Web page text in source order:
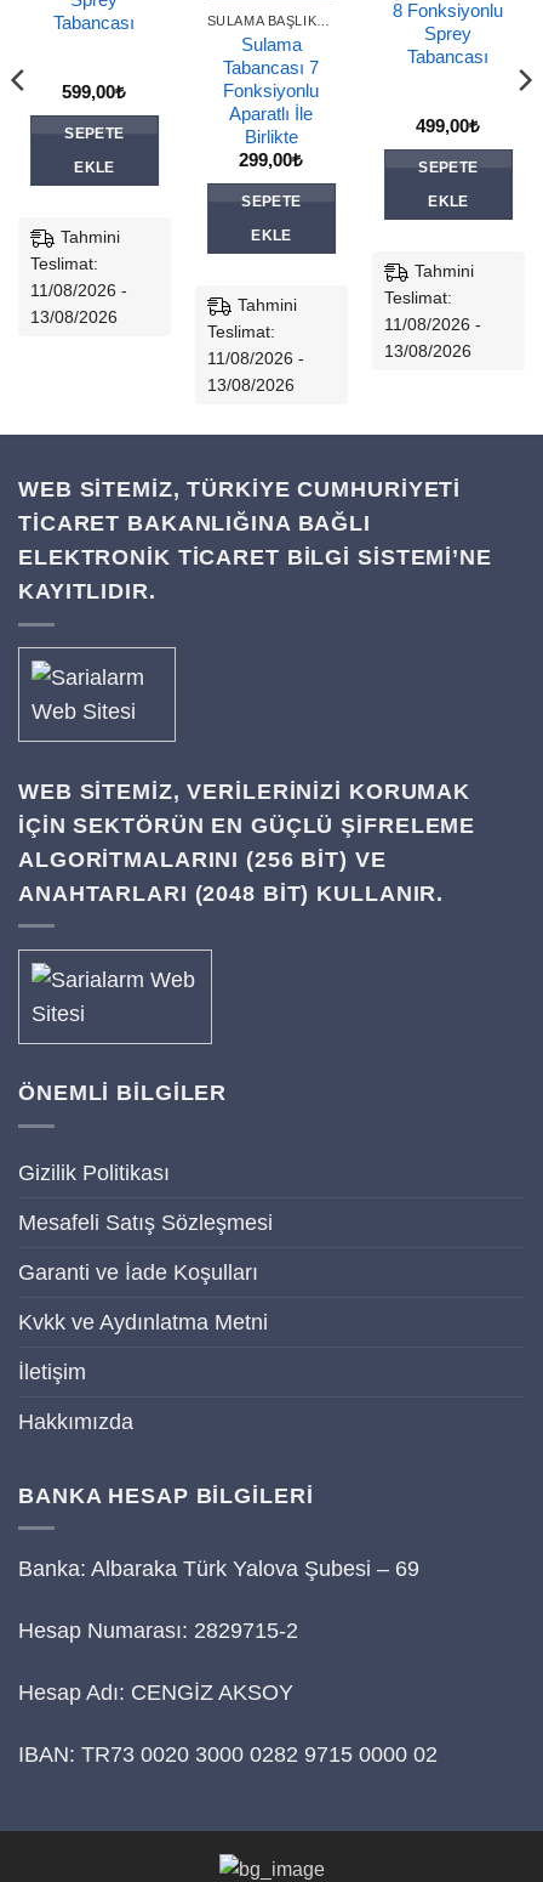
Tabancası
599,00₺
SEPETE
EKLE
Tahmini
Teslimat:
11/08/2026 -
13/08/2026
Sulama
Tabancası 7
Fonksiyonlu
Aparatlı İle
Birlikte
299,00₺
SEPETE
EKLE
Tahmini
Teslimat:
11/08/2026 -
13/08/2026
8 Fonksiyonlu
Sprey
Tabancası
499,00₺
SEPETE
EKLE
Tahmini
Teslimat:
11/08/2026 -
13/08/2026
WEB SİTEMİZ, TÜRKİYE CUMHURİYETİ
TİCARET BAKANLIĞINA BAĞLI
ELEKTRONİK TİCARET BİLGİ SİSTEMİ’NE
KAYITLIDIR.
WEB SITEMIZ, VERILERINIZI KORUMAK
IÇIN SEKTÖRÜN EN GÜÇLÜ ŞIFRELEME
ALGORITMALARINI (256 BIT) VE
ANAHTARLARI (2048 BIT) KULLANIR.
ÖNEMLİ BİLGİLER
Gizilik Politikası
Mesafeli Satış Sözleşmesi
Garanti ve İade Koşulları
Kvkk ve Aydınlatma Metni
İletişim
Hakkımızda
BANKA HESAP BİLGİLERİ
Banka: Albaraka Türk Yalova Şubesi – 69
Hesap Numarası: 2829715-2
Hesap Adı: CENGİZ AKSOY
IBAN: TR73 0020 3000 0282 9715 0000 02